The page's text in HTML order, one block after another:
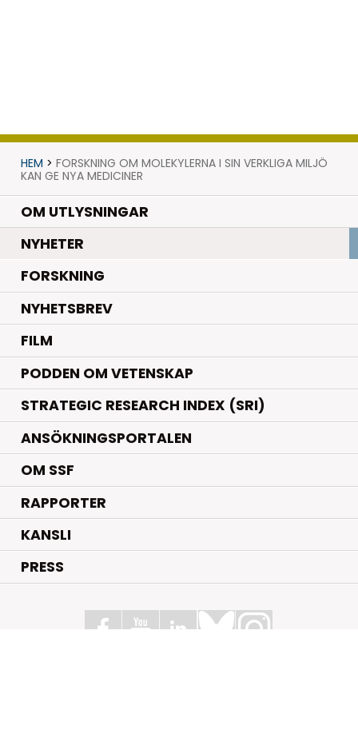
HEM > FORSKNING OM MOLEKYLERNA I SIN VERKLIGA MILJÖ
KAN GE NYA MEDICINER
OM UTLYSNINGAR
NYHETER.
FORSKNING.
NYHETSBREV
FILM
PODDEN OM VETENSKAP
STRATEGIC RESEARCH INDEX (SRI)
ANSÖKNINGSPORTALEN
OM SSF
RAPPORTER
KANSLI
PRESS